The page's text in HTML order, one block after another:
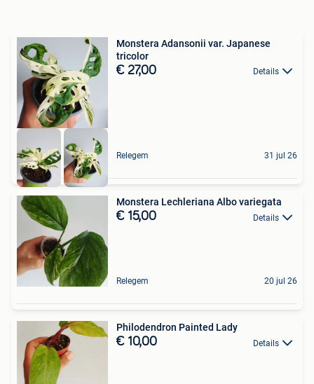
Monstera Adansonii var. Japanese
tricolor
€ 27,00 Details
Relegem 31 jul 26
Monstera Lechleriana Albo variegata
€ 15,00 Details
Relegem 20 jul 26
Philodendron Painted Lady
€ 10,00 Details